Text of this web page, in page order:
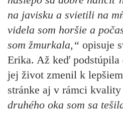
na javisku a svietili na
videla som horšie a
som žmurkala,“ opisuje
Erika. Až keď podstúpila
jej život zmenil k
stránke aj v rámci
druhého oka som sa